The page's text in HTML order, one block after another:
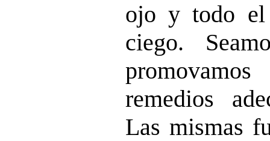
ojo y todo el
ciego.
remedios
Las mismas